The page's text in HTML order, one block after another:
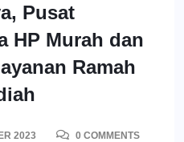
Pusat
HP Murah dan
Ramah
2023 0 COMMENTS